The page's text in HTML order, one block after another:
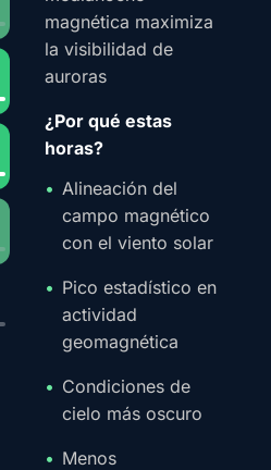
magnética maximiza
la visibilidad de
auroras
¿Por qué estas
horas?
Alineación del
campo magnético
con el viento solar
Pico estadístico en
actividad
geomagnética
Condiciones de
cielo más oscuro
Menos